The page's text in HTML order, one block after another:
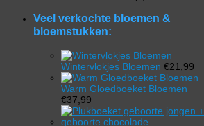
Veel verkochte bloemen &
bloemstukken:
Wintervlokjes Bloemen €21,99
Warm Gloedboeket Bloemen
€37,99